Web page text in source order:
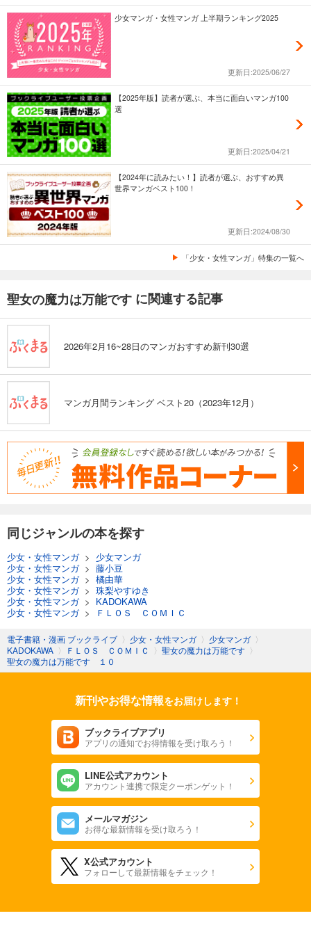
少女マンガ・女性マンガ 上半期ランキング2025
更新日:2025/06/27
【2025年版】読者が選ぶ、本当に面白いマンガ100
選
更新日:2025/04/21
【2024年に読みたい！】読者が選ぶ、おすすめ異
世界マンガベスト100！
更新日:2024/08/30
「少女・女性マンガ」特集の一覧へ
聖女の魔力は万能です に関連する記事
2026年2月16~28日のマンガおすすめ新刊30選
マンガ月間ランキング ベスト20（2023年12月）
同じジャンルの本を探す
少女・女性マンガ> 少女マンガ
少女・女性マンガ> 藤小豆
少女・女性マンガ> 橘由華
少女・女性マンガ> 珠梨やすゆき
少女・女性マンガ> KADOKAWA
少女・女性マンガ> ＦＬＯＳ ＣＯＭＩＣ
電子書籍・漫画 ブックライブ 〉 少女・女性マンガ 〉 少女マンガ 〉
KADOKAWA 〉 ＦＬＯＳ ＣＯＭＩＣ 〉 聖女の魔力は万能です 〉
聖女の魔力は万能です １０
新刊やお得な情報をお届けします！
ブックライブアプリ
アプリの通知でお得情報を受け取ろう！
LINE公式アカウント
アカウント連携で限定クーポンゲット！
メールマガジン
お得な最新情報を受け取ろう！
X公式アカウント
フォローして最新情報をチェック！